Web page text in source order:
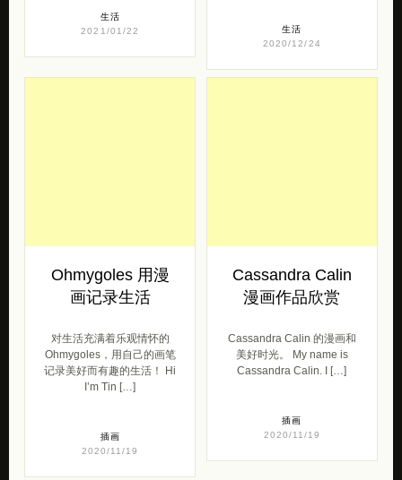
生活
2021/01/22
生活
2020/12/24
Ohmygoles 用漫
画记录生活
对生活充满着乐观情怀的
Ohmygoles，用自己的画笔
记录美好而有趣的生活！ Hi
I’m Tin […]
插画
2020/11/19
Cassandra Calin
漫画作品欣赏
Cassandra Calin 的漫画和
美好时光。 My name is
Cassandra Calin. I […]
插画
2020/11/19